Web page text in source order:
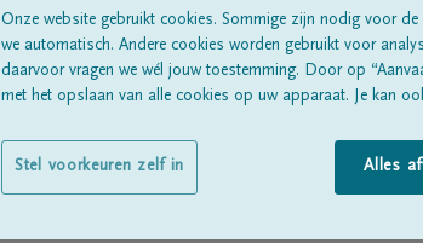
Alle
Onze website gebruikt cookies. Sommige zijn nodig voor
we automatisch. Andere cookies worden gebruikt voor
daarvoor vragen we wél jouw toestemming. Door op
met het opslaan van alle cookies op uw apparaat. Je kan
Alles
Stel voorkeuren zelf in